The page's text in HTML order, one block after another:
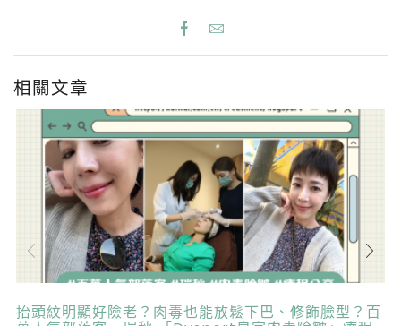
相關文章
抬頭紋明顯好險老？肉毒也能放鬆下巴、修飾臉型？百